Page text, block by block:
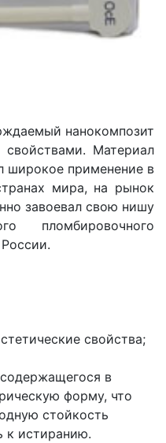
нанокомпозит
Материал
широкое применение в
мира, на рынок
завоевал свою нишу
пломбировочного
свойства;
в
форму, что
стойкость
к истиранию.